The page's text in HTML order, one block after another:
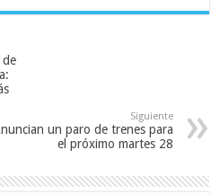
de
Siguiente
un paro de trenes para
el próximo martes 28